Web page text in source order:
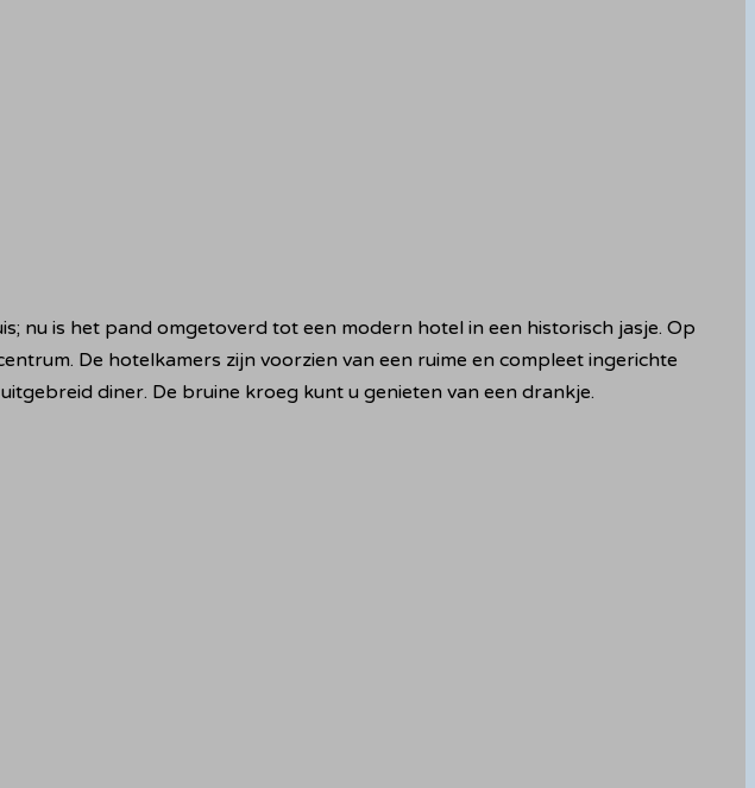
nu is het pand omgetoverd tot een modern hotel in een historisch jasje. Op
De hotelkamers zijn voorzien van een ruime en compleet ingerichte
diner. De bruine kroeg kunt u genieten van een drankje.